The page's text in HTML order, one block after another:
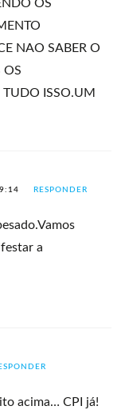
OS
NAO SABER O
OS
TUDO ISSO.UM
RESPONDER
a
acima… CPI já!